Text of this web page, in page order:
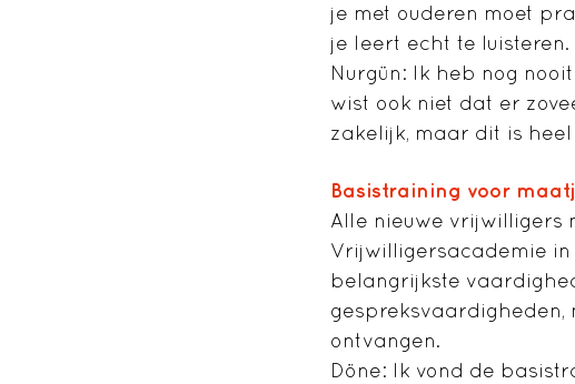
je met ouderen moet
je leert echt te luisteren.
Nurgün: Ik heb nog
wist ook niet dat er
zakelijk, maar dit is
Basistraining voor
Alle nieuwe vrijwilligers
Vrijwilligersacademie
belangrijkste
gespreksvaardigheden,
ontvangen.
Döne: Ik vond de